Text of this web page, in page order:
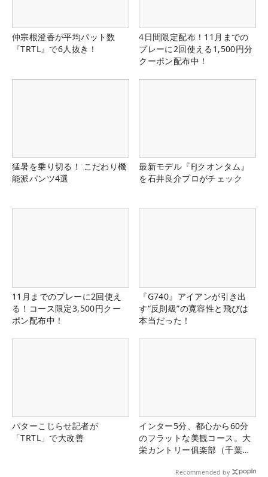
仲宗根澄香が平均パット数
『TRTL』で6人抜き！
4日間限定配布！11月までの
プレーに2回使える1,500円分
クーポン配布中！
猛暑を乗り切る！ こだわり機
能派パンツ4選
最新モデル『FJクオンタム』
を石井良介プロがチェック
11月までのプレーに2回使え
る！コース限定3,500円クー
ポン配布中！
『G740』アイアンが引き出
す“反則級”の寛容性と飛びは
本当だった！
パターこじらせ記者が
「TRTL」で大改善
インター5分、都心から60分
のフラットな美観コース。大
栄カントリー俱楽部（千葉
Recommended by